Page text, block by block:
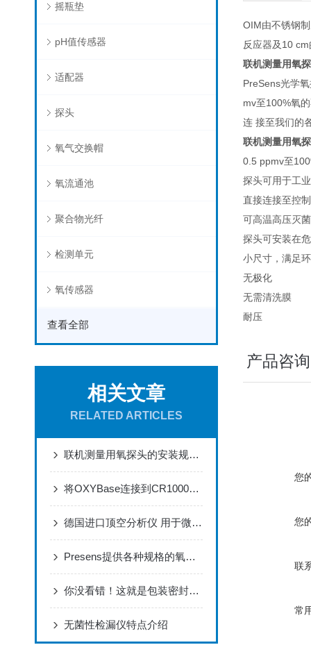
摇瓶垫
pH值传感器
适配器
探头
氧气交换帽
氧流通池
聚合物光纤
检测单元
氧传感器
查看全部
相关文章
RELATED ARTICLES
联机测量用氧探头的安装规范要求
将OXYBase连接到CR1000X数据记录仪- 荧光法残氧仪探头
德国进口顶空分析仪 用于微传感器和浸渍探头的CO 2仪表
Presens提供各种规格的氧传感器、探头
你没看错！这就是包装密封测试仪的六大特点！
无菌性检漏仪特点介绍
OIM由不锈钢
反应器及10
联机测量用氧
PreSens光学
mv至100%氧
连 接至我们的
联机测量用氧
0.5 ppmv至
探头可用于工
直接连接至控
可高温高压灭
探头可安装在
小尺寸，满足
无极化
无需清洗膜
耐压
产品咨询
您
您
联
常